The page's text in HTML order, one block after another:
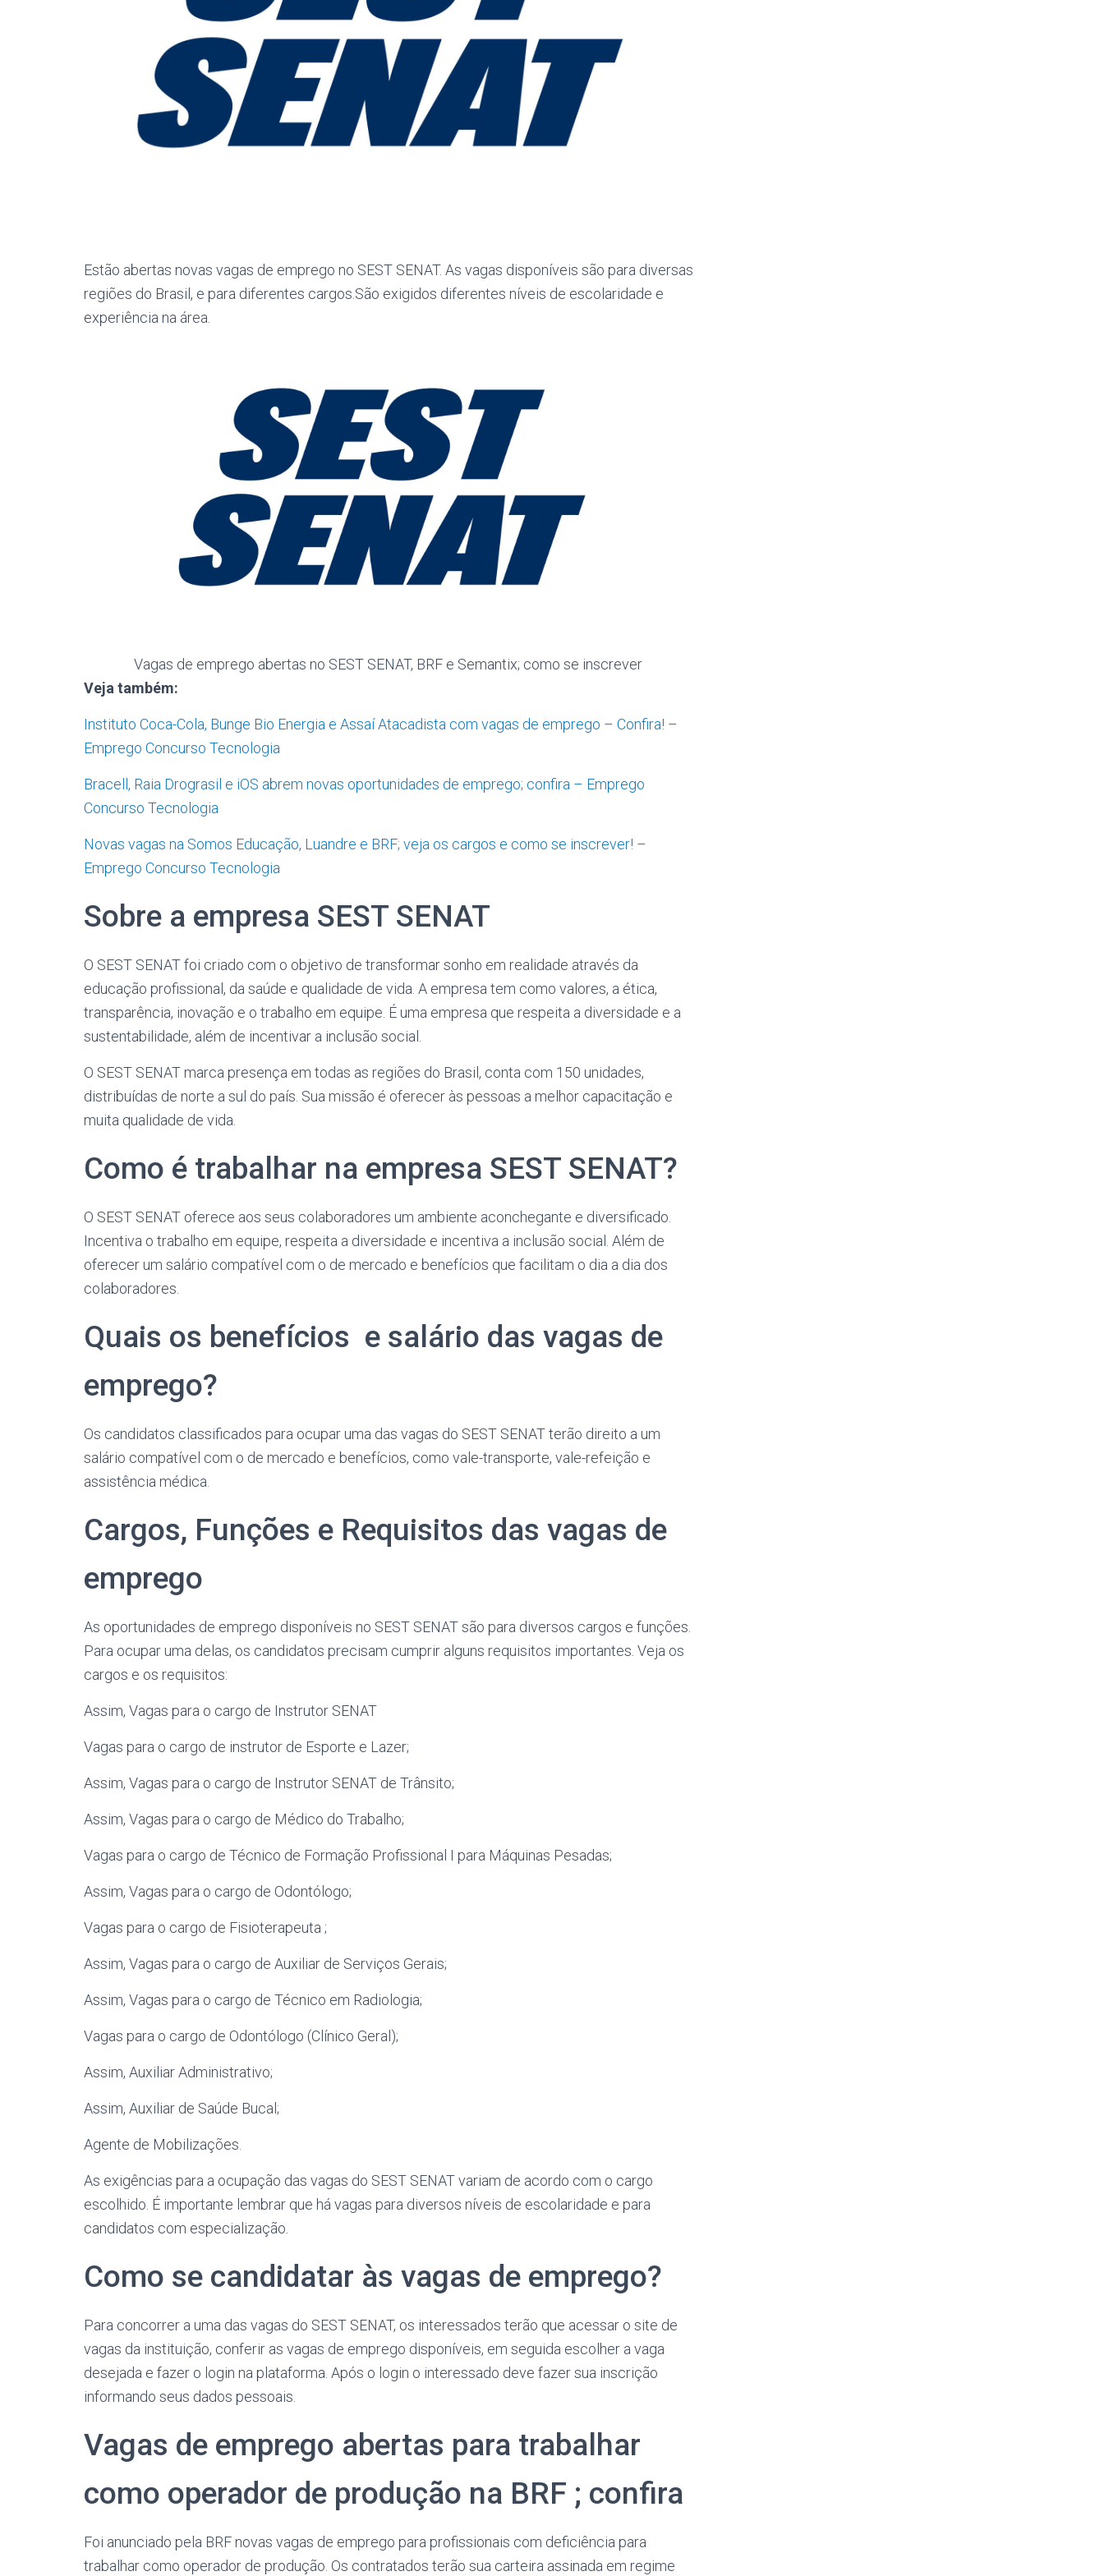
Estão abertas novas vagas de emprego no SEST SENAT. As vagas disponíveis são para diversas
regiões do Brasil, e para diferentes cargos.São exigidos diferentes níveis de escolaridade e
experiência na área.
Vagas de emprego abertas no SEST SENAT, BRF e Semantix; como se inscrever
Veja também:
Instituto Coca-Cola, Bunge Bio Energia e Assaí Atacadista com vagas de emprego – Confira! –
Emprego Concurso Tecnologia
Bracell, Raia Drograsil e iOS abrem novas oportunidades de emprego; confira – Emprego
Concurso Tecnologia
Novas vagas na Somos Educação, Luandre e BRF; veja os cargos e como se inscrever! –
Emprego Concurso Tecnologia
Sobre a empresa SEST SENAT
O SEST SENAT foi criado com o objetivo de transformar sonho em realidade através da
educação profissional, da saúde e qualidade de vida. A empresa tem como valores, a ética,
transparência, inovação e o trabalho em equipe. É uma empresa que respeita a diversidade e a
sustentabilidade, além de incentivar a inclusão social.
O SEST SENAT marca presença em todas as regiões do Brasil, conta com 150 unidades,
distribuídas de norte a sul do país. Sua missão é oferecer às pessoas a melhor capacitação e
muita qualidade de vida.
Como é trabalhar na empresa SEST SENAT?
O SEST SENAT oferece aos seus colaboradores um ambiente aconchegante e diversificado.
Incentiva o trabalho em equipe, respeita a diversidade e incentiva a inclusão social. Além de
oferecer um salário compatível com o de mercado e benefícios que facilitam o dia a dia dos
colaboradores.
Quais os benefícios e salário das vagas de
emprego?
Os candidatos classificados para ocupar uma das vagas do SEST SENAT terão direito a um
salário compatível com o de mercado e benefícios, como vale-transporte, vale-refeição e
assistência médica.
Cargos, Funções e Requisitos das vagas de
emprego
As oportunidades de emprego disponíveis no SEST SENAT são para diversos cargos e funções.
Para ocupar uma delas, os candidatos precisam cumprir alguns requisitos importantes. Veja os
cargos e os requisitos:
Assim, Vagas para o cargo de Instrutor SENAT
Vagas para o cargo de instrutor de Esporte e Lazer;
Assim, Vagas para o cargo de Instrutor SENAT de Trânsito;
Assim, Vagas para o cargo de Médico do Trabalho;
Vagas para o cargo de Técnico de Formação Profissional I para Máquinas Pesadas;
Assim, Vagas para o cargo de Odontólogo;
Vagas para o cargo de Fisioterapeuta ;
Assim, Vagas para o cargo de Auxiliar de Serviços Gerais;
Assim, Vagas para o cargo de Técnico em Radiologia;
Vagas para o cargo de Odontólogo (Clínico Geral);
Assim, Auxiliar Administrativo;
Assim, Auxiliar de Saúde Bucal;
Agente de Mobilizações.
As exigências para a ocupação das vagas do SEST SENAT variam de acordo com o cargo
escolhido. É importante lembrar que há vagas para diversos níveis de escolaridade e para
candidatos com especialização.
Como se candidatar às vagas de emprego?
Para concorrer a uma das vagas do SEST SENAT, os interessados terão que acessar o site de
vagas da instituição, conferir as vagas de emprego disponíveis, em seguida escolher a vaga
desejada e fazer o login na plataforma. Após o login o interessado deve fazer sua inscrição
informando seus dados pessoais.
Vagas de emprego abertas para trabalhar
como operador de produção na BRF ; confira
Foi anunciado pela BRF novas vagas de emprego para profissionais com deficiência para
trabalhar como operador de produção. Os contratados terão sua carteira assinada em regime